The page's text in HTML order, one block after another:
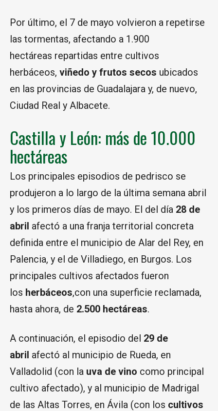
Por último, el 7 de mayo volvieron a repetirse
las tormentas, afectando a 1.900
hectáreas repartidas entre cultivos
herbáceos, viñedo y frutos secos ubicados
en las provincias de Guadalajara y, de nuevo,
Ciudad Real y Albacete.
Castilla y León: más de 10.000
hectáreas
Los principales episodios de pedrisco se
produjeron a lo largo de la última semana abril
y los primeros días de mayo. El del día 28 de
abril afectó a una franja territorial concreta
definida entre el municipio de Alar del Rey, en
Palencia, y el de Villadiego, en Burgos. Los
principales cultivos afectados fueron
los herbáceos,con una superficie reclamada,
hasta ahora, de 2.500 hectáreas.
A continuación, el episodio del 29 de
abril afectó al municipio de Rueda, en
Valladolid (con la uva de vino como principal
cultivo afectado), y al municipio de Madrigal
de las Altas Torres, en Ávila (con los cultivos